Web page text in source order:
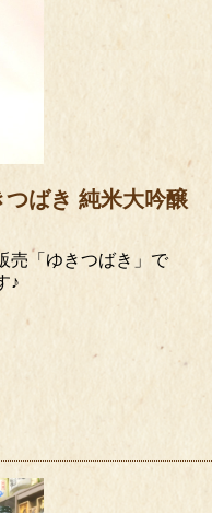
ばき 純米大吟醸
売「ゆきつばき」で
♪